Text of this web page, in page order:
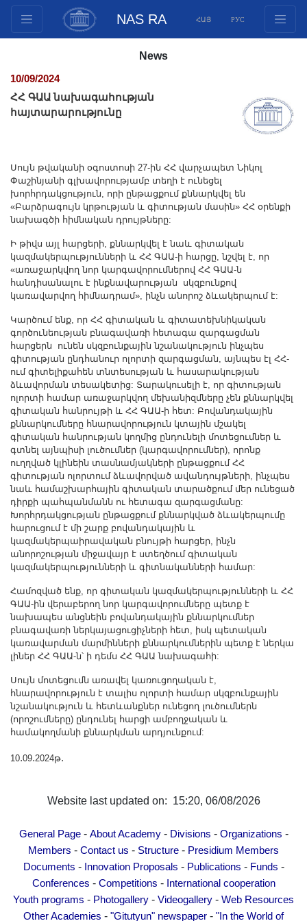
NAS RA ՀԱՅ РУС
Innovation Proposals
Conferences
Competitions
International cooperation
Photogallery
Videogallery
Web Resources
Other Academies
"Gitutyun" newspaper
"In the World of Science" Journal
Publications in Press
Notices
Anniversaries
Universities
News
Scientific Results
Scientists of the Diaspora
Young Scientist Tribune
Our Honored Figures
Announcements
Search
News
10/09/2024
ՀՀ ԳԱԱ նախագահության
հայտարարությունը
Սույն թվականի օգոստոսի 27-ին ՀՀ վարչապետ Նիկոլ
Փաշինյանի գլխավորությամբ տեղի է ունեցել
խորհրդակցություն, որի ընթացքում քննարկվել են
«Բարձրագույն կրթության և գիտության մասին» ՀՀ օրենքի
նախագծի հիմնական դրույթները:
Ի թիվս այլ հարցերի, քննարկվել է նաև գիտական
կազմակերպությունների և ՀՀ ԳԱԱ-ի հարցը, նշվել է, որ
«առաջարկվող նոր կարգավորումներով ՀՀ ԳԱԱ-ն
հանդիսանալու է ինքնավարության սկզբունքով
կառավարվող հիմնադրամ», ինչն անորոշ ձևակերպում է:
Կարծում ենք, որ ՀՀ գիտական և գիտատեխնիկական
գործունեության բնագավառի հետագա զարգացման
հարցերն ունեն սկզբունքային նշանակություն ինչպես
գիտության ընդհանուր ոլորտի զարգացման, այնպես էլ ՀՀ-
ում գիտելիքահեն տնտեսության և հասարակության
ձևավորման տեսակետից: Տարակուսելի է, որ գիտության
ոլորտի համար առաջարկվող մեխանիզմները չեն քննարկվել
գիտական հանրույթի և ՀՀ ԳԱԱ-ի հետ: Բովանդակային
քննարկումները հնարավորություն կտային մշակել
գիտական հանրության կողմից ընդունելի մոտեցումներ և
գտնել այնպիսի լուծումներ (կարգավորումներ), որոնք
ուղղված կլինեին տասնամյակների ընթացքում ՀՀ
գիտության ոլորտում ձևավորված ավանդույթների, ինչպես
նաև համաշխարհային գիտական տարածքում մեր ունեցած
դիրքի պահպանմանն ու հետագա զարգացմանը:
Խորհրդակցության ընթացքում քննարկված ձևակերպումը
հարուցում է մի շարք բովանդակային և
կազմակերպաիրավական բնույթի հարցեր, ինչն
անորոշության միջավայր է ստեղծում գիտական
կազմակերպությունների և գիտնականների համար:
Համոզված ենք, որ գիտական կազմակերպությունների և ՀՀ
ԳԱԱ-ին վերաբերող նոր կարգավորումները պետք է
նախապես անցնեին բովանդակային քննարկումներ
բնագավառի ներկայացուցիչների հետ, իսկ պետական
կառավարման մարմինների քննարկումներին պետք է ներկա
լիներ ՀՀ ԳԱԱ-ն՝ ի դեմս ՀՀ ԳԱԱ նախագահի:
Սույն մոտեցումն առավել կառուցողական է,
հնարավորություն է տալիս ոլորտի համար սկզբունքային
նշանակություն և հետևանքներ ունեցող լուծումներն
(որոշումները) ընդունել հարցի ամբողջական և
համակողմանի քննարկման արդյունքում:
10․09․2024թ․
Website last updated on: 15:20, 06/08/2026
General Page- About Academy- Divisions - Organizations -
Members - Contact us - Structure - Presidium Members
Documents - Innovation Proposals - Publications - Funds -
Conferences - Competitions - International cooperation
Youth programs - Photogallery - Videogallery - Web Resources
Other Academies - "Gitutyun" newspaper - "In the World of